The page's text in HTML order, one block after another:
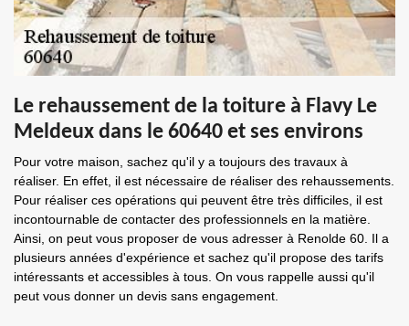
Le rehaussement de la toiture à Flavy Le
Meldeux dans le 60640 et ses environs
Pour votre maison, sachez qu'il y a toujours des travaux à
réaliser. En effet, il est nécessaire de réaliser des rehaussements.
Pour réaliser ces opérations qui peuvent être très difficiles, il est
incontournable de contacter des professionnels en la matière.
Ainsi, on peut vous proposer de vous adresser à Renolde 60. Il a
plusieurs années d'expérience et sachez qu'il propose des tarifs
intéressants et accessibles à tous. On vous rappelle aussi qu'il
peut vous donner un devis sans engagement.